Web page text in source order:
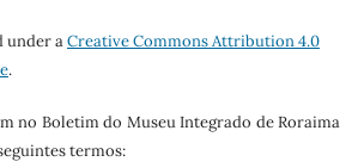
under aCreative Commons Attribution 4.0
.
no Boletim do Museu Integrado de Roraima
termos: